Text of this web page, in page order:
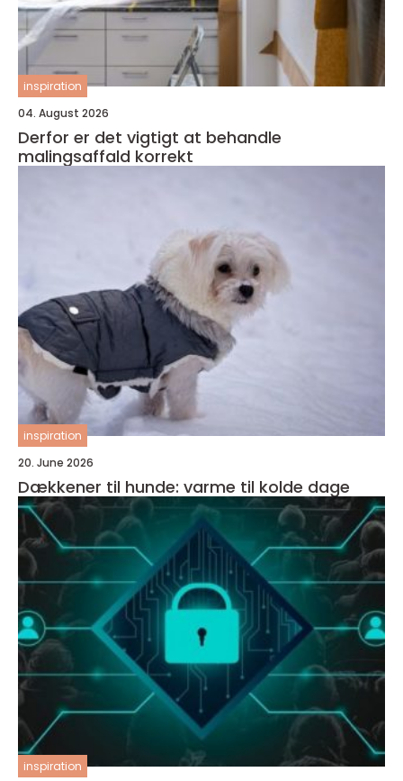
inspiration
04. August 2026
Derfor er det vigtigt at behandle
malingsaffald korrekt
inspiration
20. June 2026
Dækkener til hunde: varme til kolde dage
inspiration